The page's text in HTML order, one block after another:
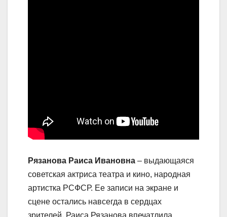
Рязанова Раиса Ивановна – выдающаяся
советская актриса театра и кино, народная
артистка РСФСР. Ее записи на экране и
сцене остались навсегда в сердцах